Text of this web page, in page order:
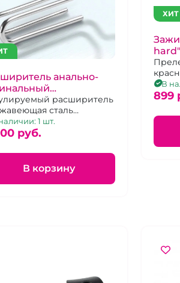
анально-
расширитель
сталь
1 шт.
pуб.
В корзину
ХИТ
В
899